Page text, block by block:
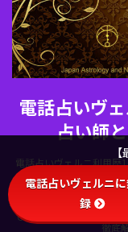
電話占いヴ
占い師
電話占いヴェルニ利用歴
います。電話占いヴェ
Copyright© 電話占いヴ
徹底
電話占いヴェルニ
録